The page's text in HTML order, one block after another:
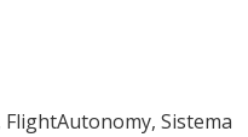
Sistema